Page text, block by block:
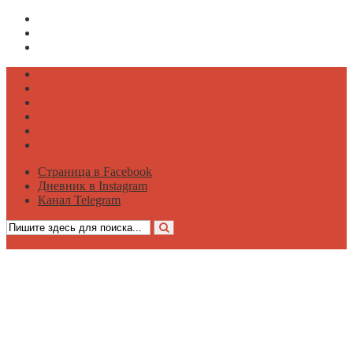
Страница в Facebook
Дневник в Instagram
Канал Telegram